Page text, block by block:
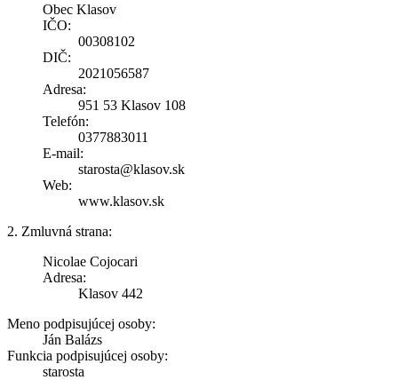
Obec Klasov
IČO:
00308102
DIČ:
2021056587
Adresa:
951 53 Klasov 108
Telefón:
0377883011
E-mail:
starosta@klasov.sk
Web:
www.klasov.sk
2. Zmluvná strana:
Nicolae Cojocari
Adresa:
Klasov 442
Meno podpisujúcej osoby:
Ján Balázs
Funkcia podpisujúcej osoby:
starosta